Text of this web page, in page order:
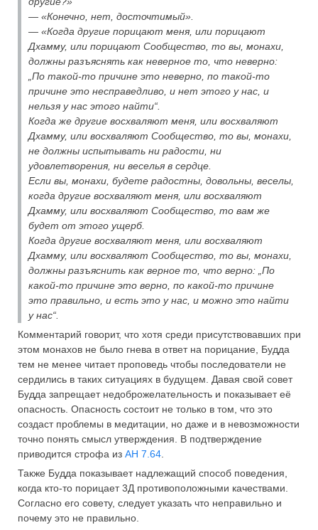
— «Конечно, нет, досточтимый».
— «Когда другие порицают меня, или порицают
Дхамму, или порицают Сообщество, то вы, монахи,
должны разъяснять как неверное то, что неверно:
„По такой-то причине это неверно, по такой-то
причине это несправедливо, и нет этого у нас, и
нельзя у нас этого найти“.
Когда же другие восхваляют меня, или восхваляют
Дхамму, или восхваляют Сообщество, то вы, монахи,
не должны испытывать ни радости, ни
удовлетворения, ни веселья в сердце.
Если вы, монахи, будете радостны, довольны, веселы,
когда другие восхваляют меня, или восхваляют
Дхамму, или восхваляют Сообщество, то вам же
будет от этого ущерб.
Когда другие восхваляют меня, или восхваляют
Дхамму, или восхваляют Сообщество, то вы, монахи,
должны разъяснить как верное то, что верно: „По
какой-то причине это верно, по какой-то причине
это правильно, и есть это у нас, и можно это найти
у нас“.
Комментарий говорит, что хотя среди присутствовавших при
этом монахов не было гнева в ответ на порицание, Будда
тем не менее читает проповедь чтобы последователи не
сердились в таких ситуациях в будущем. Давая свой совет
Будда запрещает недоброжелательность и показывает её
опасность. Опасность состоит не только в том, что это
создаст проблемы в медитации, но даже и в невозможности
точно понять смысл утверждения. В подтверждение
приводится строфа из АН 7.64
Также Будда показывает надлежащий способ поведения,
когда кто-то порицает 3Д противоположными качествами.
Согласно его совету, следует указать что неправильно и
почему это не правильно.